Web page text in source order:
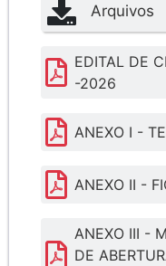
Arquivos
EDITAL DE
-2026
ANEXO I -
ANEXO II -
ANEXO III -
DE